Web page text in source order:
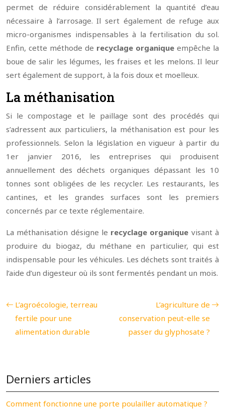
permet de réduire considérablement la quantité d’eau
nécessaire à l’arrosage. Il sert également de refuge aux
micro-organismes indispensables à la fertilisation du sol.
Enfin, cette méthode de recyclage organique empêche la
boue de salir les légumes, les fraises et les melons. Il leur
sert également de support, à la fois doux et moelleux.
La méthanisation
Si le compostage et le paillage sont des procédés qui
s’adressent aux particuliers, la méthanisation est pour les
professionnels. Selon la législation en vigueur à partir du
1er janvier 2016, les entreprises qui produisent
annuellement des déchets organiques dépassant les 10
tonnes sont obligées de les recycler. Les restaurants, les
cantines, et les grandes surfaces sont les premiers
concernés par ce texte réglementaire.
La méthanisation désigne le recyclage organique visant à
produire du biogaz, du méthane en particulier, qui est
indispensable pour les véhicules. Les déchets sont traités à
l’aide d’un digesteur où ils sont fermentés pendant un mois.
L’agroécologie, terreau
fertile pour une
alimentation durable
L’agriculture de
conservation peut-elle se
passer du glyphosate ?
Derniers articles
Comment fonctionne une porte poulailler automatique ?